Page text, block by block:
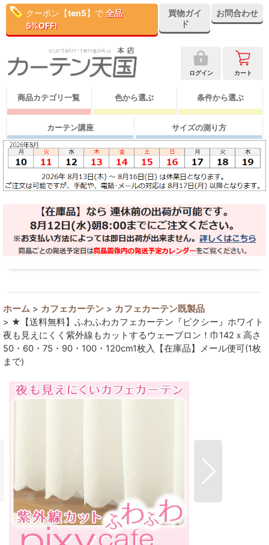
クーポン【ten5】で 全品
5%OFF!
買物ガイ
ド
お問合わせ
ログイン カート
商品カテゴリ一覧 色から選ぶ 条件から選ぶ
カーテン講座 サイズの測り方
ホーム > カフェカーテン > カフェカーテン既製品
> ★【送料無料】ふわふわカフェカーテン『ピクシー』ホワイト
夜も見えにくく紫外線もカットするウェーブロン！巾142ｘ高さ
50・60・75・90・100・120cm1枚入【在庫品】メール便可(1枚
まで)